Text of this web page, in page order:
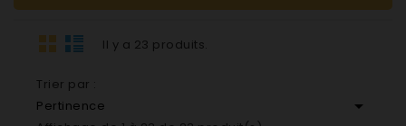
Il y a 23 produits.
Trier par :
Pertinence
